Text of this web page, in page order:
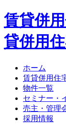
賃貸併
貸併用
ホーム
賃貸併用住
物件一覧
セミナー・
売主・管理
採用情報